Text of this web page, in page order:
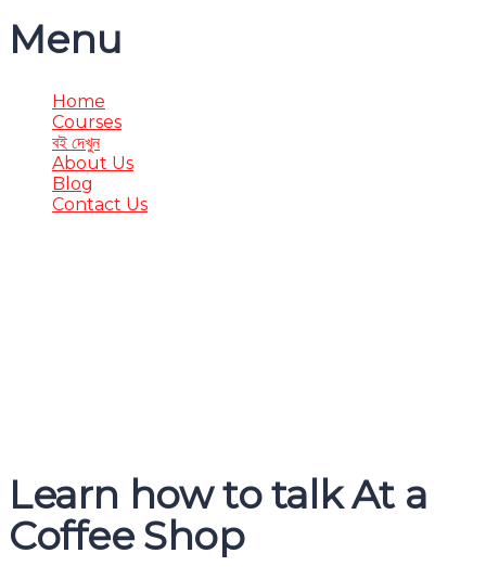
Menu
Home
Courses
বই দেখুন
About Us
Blog
Contact Us
Learn how to talk At a
Coffee Shop